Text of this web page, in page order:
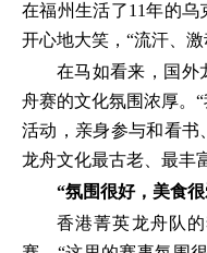
在福州生活了11年的乌
开心地大笑，“流汗、
在马如看来，国外
舟赛的文化氛围浓厚。
活动，亲身参与和看书
龙舟文化最古老、最丰
“氛围很好，美食
香港菁英龙舟队